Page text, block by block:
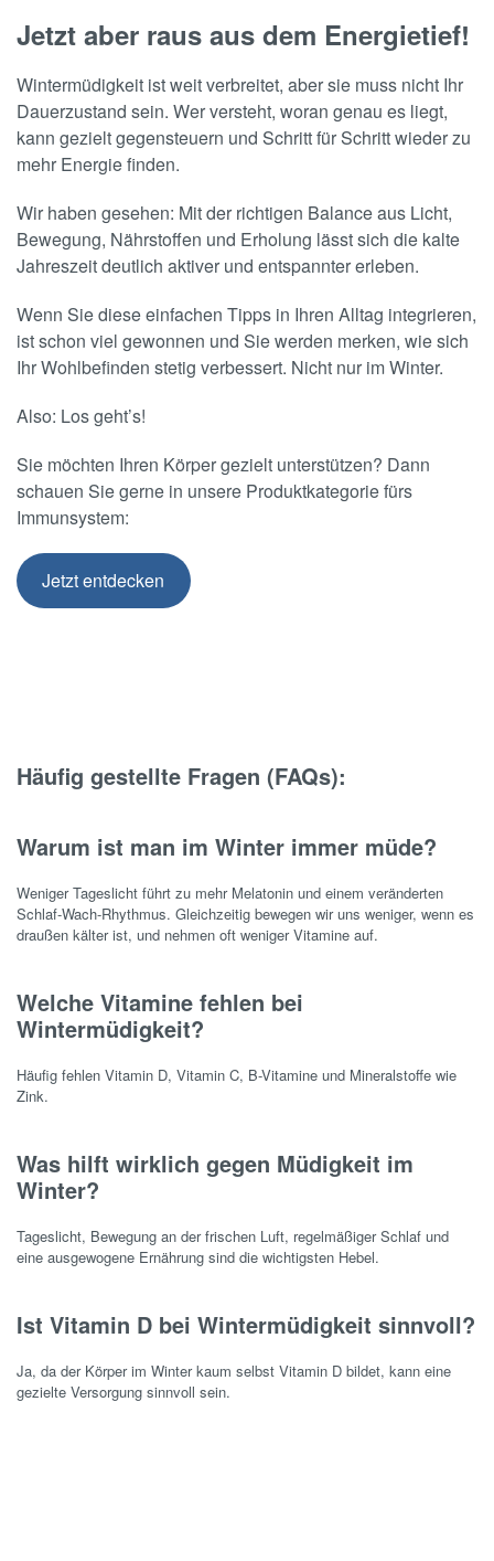
Jetzt aber raus aus dem Energietief!
Wintermüdigkeit ist weit verbreitet, aber sie muss nicht Ihr
Dauerzustand sein. Wer versteht, woran genau es liegt,
kann gezielt gegensteuern und Schritt für Schritt wieder zu
mehr Energie finden.
Wir haben gesehen: Mit der richtigen Balance aus Licht,
Bewegung, Nährstoffen und Erholung lässt sich die kalte
Jahreszeit deutlich aktiver und entspannter erleben.
Wenn Sie diese einfachen Tipps in Ihren Alltag integrieren,
ist schon viel gewonnen und Sie werden merken, wie sich
Ihr Wohlbefinden stetig verbessert. Nicht nur im Winter.
Also: Los geht’s!
Sie möchten Ihren Körper gezielt unterstützen? Dann
schauen Sie gerne in unsere Produktkategorie fürs
Immunsystem:
Jetzt entdecken
Häufig gestellte Fragen (FAQs):
Warum ist man im Winter immer müde?
Weniger Tageslicht führt zu mehr Melatonin und einem veränderten
Schlaf-Wach-Rhythmus. Gleichzeitig bewegen wir uns weniger, wenn es
draußen kälter ist, und nehmen oft weniger Vitamine auf.
Welche Vitamine fehlen bei
Wintermüdigkeit?
Häufig fehlen Vitamin D, Vitamin C, B-Vitamine und Mineralstoffe wie
Zink.
Was hilft wirklich gegen Müdigkeit im
Winter?
Tageslicht, Bewegung an der frischen Luft, regelmäßiger Schlaf und
eine ausgewogene Ernährung sind die wichtigsten Hebel.
Ist Vitamin D bei Wintermüdigkeit sinnvoll?
Ja, da der Körper im Winter kaum selbst Vitamin D bildet, kann eine
gezielte Versorgung sinnvoll sein.